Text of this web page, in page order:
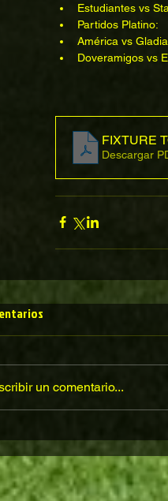
Estudiantes vs
Partidos Platino:
América vs
Doveramigos vs
FIXTURE
Descargar
un comentario...